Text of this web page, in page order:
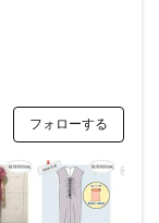
フォローする